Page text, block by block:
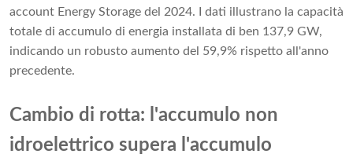
account Energy Storage del 2024. I dati illustrano la capacità
totale di accumulo di energia installata di ben 137,9 GW,
indicando un robusto aumento del 59,9% rispetto all'anno
precedente.
Cambio di rotta: l'accumulo non
idroelettrico supera l'accumulo